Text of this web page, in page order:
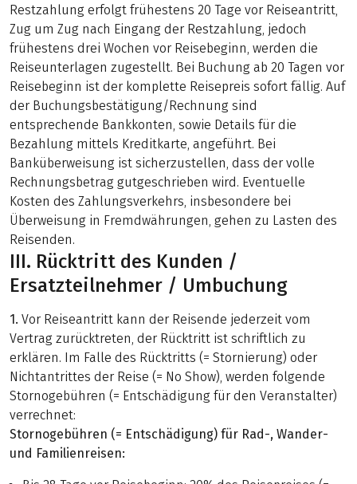
Restzahlung erfolgt frühestens 20 Tage vor Reiseantritt,
Zug um Zug nach Eingang der Restzahlung, jedoch
frühestens drei Wochen vor Reisebeginn, werden die
Reiseunterlagen zugestellt. Bei Buchung ab 20 Tagen vor
Reisebeginn ist der komplette Reisepreis sofort fällig. Auf
der Buchungsbestätigung/Rechnung sind
entsprechende Bankkonten, sowie Details für die
Bezahlung mittels Kreditkarte, angeführt. Bei
Banküberweisung ist sicherzustellen, dass der volle
Rechnungsbetrag gutgeschrieben wird. Eventuelle
Kosten des Zahlungsverkehrs, insbesondere bei
Überweisung in Fremdwährungen, gehen zu Lasten des
Reisenden.
III. Rücktritt des Kunden /
Ersatzteilnehmer / Umbuchung
1. ​​​Vor Reiseantritt kann der Reisende jederzeit vom
Vertrag zurücktreten, der Rücktritt ist schriftlich zu
erklären. Im Falle des Rücktritts (= Stornierung) oder
Nichtantrittes der Reise (= No Show), werden folgende
Stornogebühren (= Entschädigung für den Veranstalter)
verrechnet:
Stornogebühren (= Entschädigung) für Rad-, Wander-
und Familienreisen: